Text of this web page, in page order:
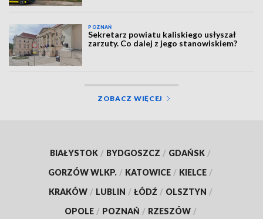
POZNAŃ
Sekretarz powiatu kaliskiego usłyszał
zarzuty. Co dalej z jego stanowiskiem?
ZOBACZ WIĘCEJ
BIAŁYSTOK / BYDGOSZCZ / GDAŃSK /
GORZÓW WLKP. / KATOWICE / KIELCE /
KRAKÓW / LUBLIN / ŁÓDŹ / OLSZTYN /
OPOLE / POZNAŃ / RZESZÓW /